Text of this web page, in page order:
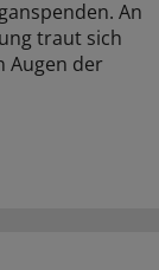
An
traut sich
Augen der